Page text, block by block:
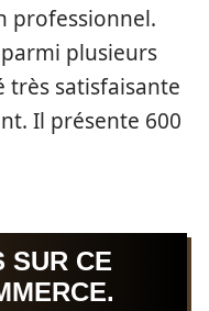
professionnel.
plusieurs
très satisfaisante
Il présente 600
SUR CE